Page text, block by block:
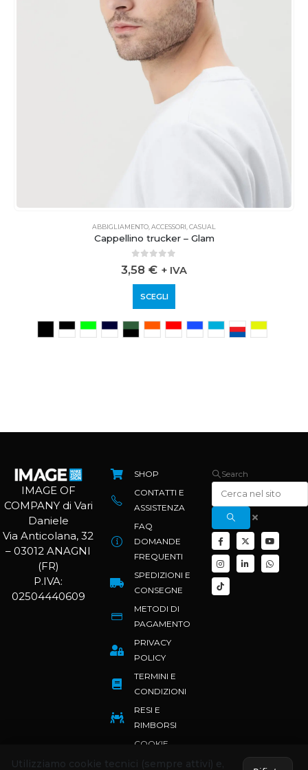
ABBIGLIAMENTO ACCESSORI CASUAL
Cappellino trucker – Glam
0 out of 5
3,58 € + IVA
SCEGLI
IMAGE OF
COMPANY di Vari
Daniele
Via Anticolana, 32
– 03012 ANAGNI
(FR)
P.IVA:
02504440609
SHOP
CONTATTI E
ASSISTENZA
FAQ
DOMANDE
FREQUENTI
SPEDIZIONI E
CONSEGNE
METODI DI
PAGAMENTO
PRIVACY
POLICY
TERMINI E
CONDIZIONI
RESI E
RIMBORSI
COOKIE
POLICY
Search
Utilizziamo cookie tecnici (sempre attivi) e,